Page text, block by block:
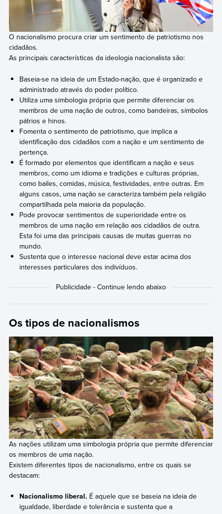
O nacionalismo procura criar um sentimento de patriotismo nos
cidadãos.
As principais características da ideologia nacionalista são:
Baseia-se na ideia de um Estado-nação, que é organizado e
administrado através do poder político.
Utiliza uma simbologia própria que permite diferenciar os
membros de uma nação de outros, como bandeiras, símbolos
pátrios e hinos.
Fomenta o sentimento de patriotismo, que implica a
identificação dos cidadãos com a nação e um sentimento de
pertença.
É formado por elementos que identificam a nação e seus
membros, como um idioma e tradições e culturas próprias,
como bailes, comidas, música, festividades, entre outras. Em
alguns casos, uma nação se caracteriza também pela religião
compartilhada pela maioria da população.
Pode provocar sentimentos de superioridade entre os
membros de uma nação em relação aos cidadãos de outra.
Esta foi uma das principais causas de muitas guerras no
mundo.
Sustenta que o interesse nacional deve estar acima dos
interesses particulares dos indivíduos.
Os tipos de nacionalismos
As nações utilizam uma simbologia própria que permite diferenciar
os membros de uma nação.
Existem diferentes tipos de nacionalismo, entre os quais se
destacam:
Nacionalismo liberal. É aquele que se baseia na ideia de
igualdade, liberdade e tolerância e sustenta que a